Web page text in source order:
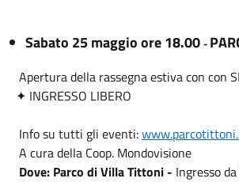
Sabato 25 maggio ore 18.00 -
Apertura della rassegna estiva con con
✦ INGRESSO LIBERO
Info su tutti gli eventi:
A cura della Coop. Mondovisione
Dove: Parco di Villa Tittoni - Ingresso